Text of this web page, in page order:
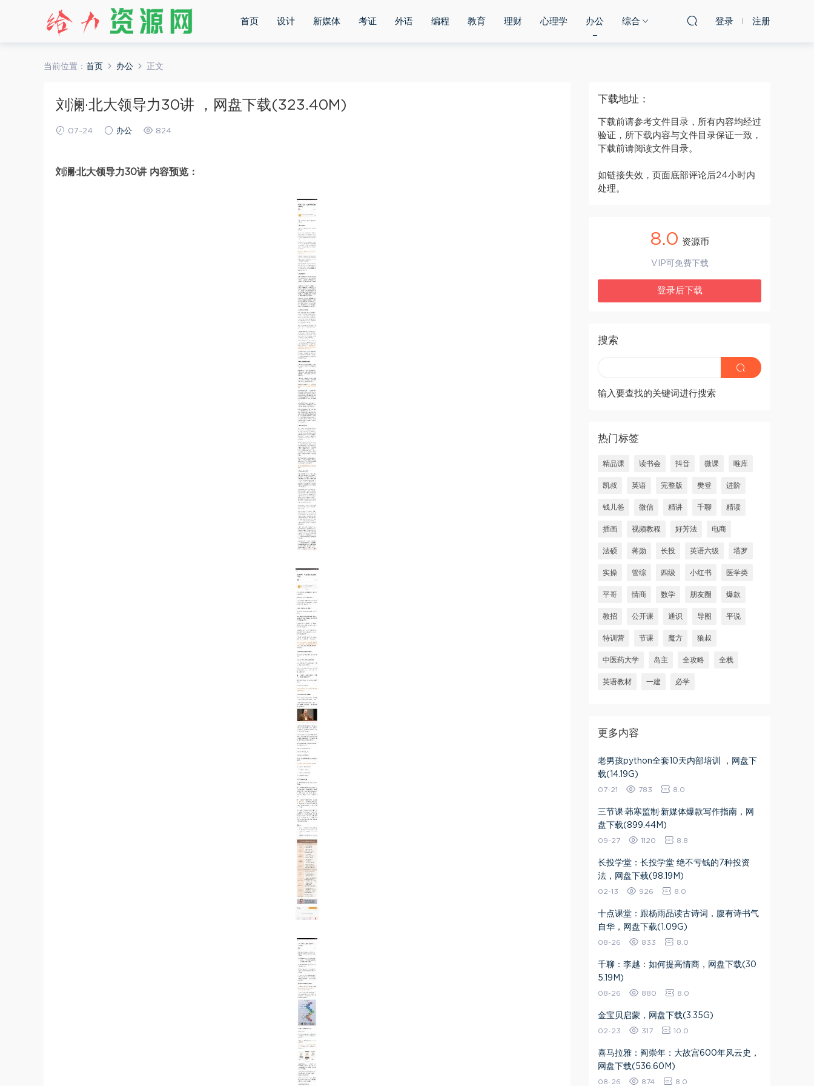
首页 设计 新媒体 考证 外语 编程 教育 理财 心理学 办公 综合 登录 注册
当前位置： 首页 办公 正文
刘澜·北大领导力30讲 ，网盘下载(323.40M)
07-24 办公 824
刘澜·北大领导力30讲 内容预览：
下载地址：
下载前请参考文件目录，所有内容均经过
验证，所下载内容与文件目录保证一致，
下载前请阅读文件目录。
如链接失效，页面底部评论后24小时内
处理。
8.0 资源币
VIP可免费下载
登录后下载
搜索
输入要查找的关键词进行搜索
热门标签
精品课 读书会 抖音 微课 唯库
凯叔 英语 完整版 樊登 进阶
钱儿爸 微信 精讲 千聊 精读
插画 视频教程 好芳法 电商
法硕 蒋勋 长投 英语六级 塔罗
实操 管综 四级 小红书 医学类
平哥 情商 数学 朋友圈 爆款
教招 公开课 通识 导图 平说
特训营 节课 魔方 狼叔
中医药大学 岛主 全攻略 全栈
英语教材 一建 必学
更多内容
老男孩python全套10天内部培训 ，网盘下
载(14.19G)
07-21 783 8.0
三节课·韩寒监制·新媒体爆款写作指南，网
盘下载(899.44M)
09-27 1120 8.8
长投学堂：长投学堂 绝不亏钱的7种投资
法，网盘下载(98.19M)
02-13 926 8.0
十点课堂：跟杨雨品读古诗词，腹有诗书气
自华，网盘下载(1.09G)
08-26 833 8.0
千聊：李越：如何提高情商，网盘下载(30
5.19M)
08-26 880 8.0
金宝贝启蒙，网盘下载(3.35G)
02-23 317 10.0
喜马拉雅：阎崇年：大故宫600年风云史，
网盘下载(536.60M)
08-26 874 8.0